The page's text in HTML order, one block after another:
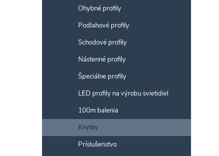
Ohybné profily
Podlahové profily
Schodové profily
Nástenné profily
Špeciálne profily
LED profily na výrobu svietidiel
100m balenia
Krytky
Príslušenstvo